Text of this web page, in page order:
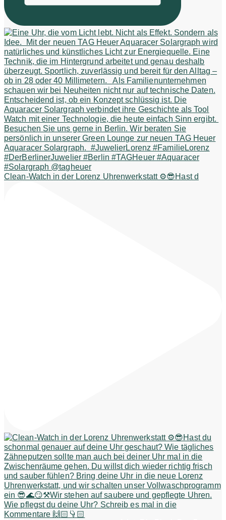
Clean-Watch in der Lorenz Uhrenwerkstatt ⚙️😎Hast d